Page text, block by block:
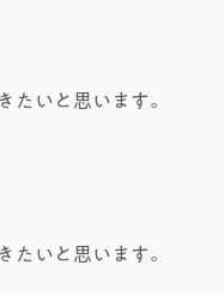
たいと思います。
たいと思います。